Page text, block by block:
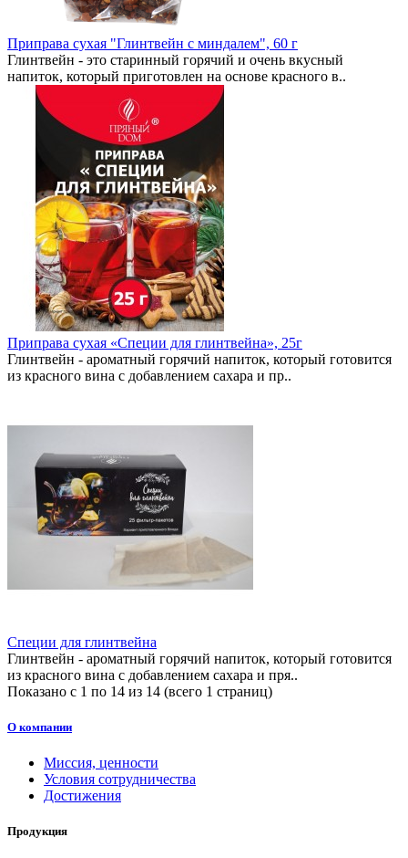
Приправа сухая "Глинтвейн с миндалем", 60 г
Глинтвейн - это старинный горячий и очень вкусный
напиток, который приготовлен на основе красного в..
Приправа сухая «Специи для глинтвейна», 25г
Глинтвейн - ароматный горячий напиток, который готовится
из красного вина с добавлением сахара и пр..
Специи для глинтвейна
Глинтвейн - ароматный горячий напиток, который готовится
из красного вина с добавлением сахара и пря..
Показано с 1 по 14 из 14 (всего 1 страниц)
О компании
Миссия, ценности
Условия сотрудничества
Достижения
Продукция